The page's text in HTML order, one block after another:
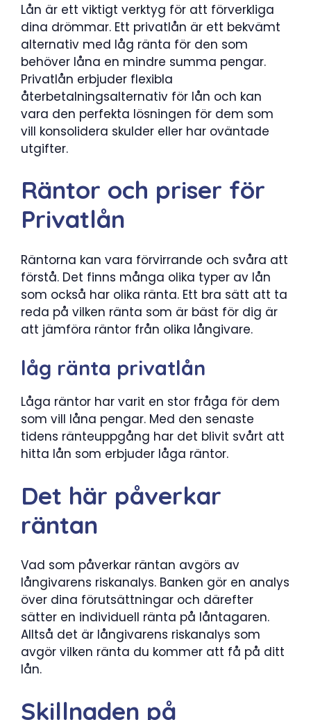
Lån är ett viktigt verktyg för att förverkliga
dina drömmar. Ett privatlån är ett bekvämt
alternativ med låg ränta för den som
behöver låna en mindre summa pengar.
Privatlån erbjuder flexibla
återbetalningsalternativ för lån och kan
vara den perfekta lösningen för dem som
vill konsolidera skulder eller har oväntade
utgifter.
Räntor och priser för
Privatlån
Räntorna kan vara förvirrande och svåra att
förstå. Det finns många olika typer av lån
som också har olika ränta. Ett bra sätt att ta
reda på vilken ränta som är bäst för dig är
att jämföra räntor från olika långivare.
låg ränta privatlån
Låga räntor har varit en stor fråga för dem
som vill låna pengar. Med den senaste
tidens ränteuppgång har det blivit svårt att
hitta lån som erbjuder låga räntor.
Det här påverkar
räntan
Vad som påverkar räntan avgörs av
långivarens riskanalys. Banken gör en analys
över dina förutsättningar och därefter
sätter en individuell ränta på låntagaren.
Alltså det är långivarens riskanalys som
avgör vilken ränta du kommer att få på ditt
lån.
Skillnaden på